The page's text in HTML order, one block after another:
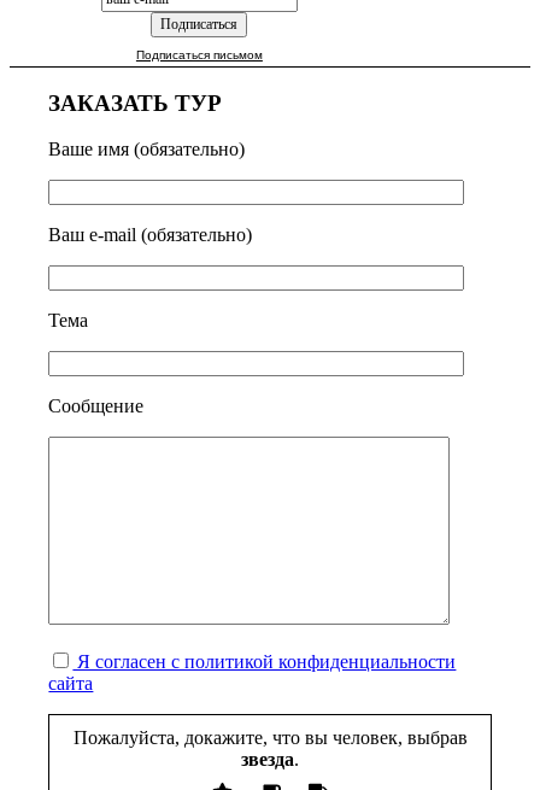
Подписаться письмом
ЗАКАЗАТЬ ТУР
Ваше имя (обязательно)
Ваш e-mail (обязательно)
Тема
Сообщение
Я согласен с политикой конфиденциальности
сайта
Пожалуйста, докажите, что вы человек, выбрав
звезда.